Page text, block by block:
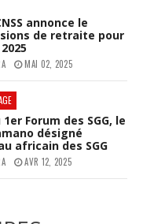
annonce le
de retraite pour
MAI 02, 2025
Forum des SGG, le
désigné
africain des SGG
AVR 12, 2025